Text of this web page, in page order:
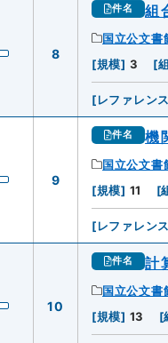
8
件名 組
国立公文書
[規模] 3 [
[レファレン
9
件名 機
国立公文書
[規模] 11 [
[レファレン
10
件名 計
国立公文書
[規模] 13 [